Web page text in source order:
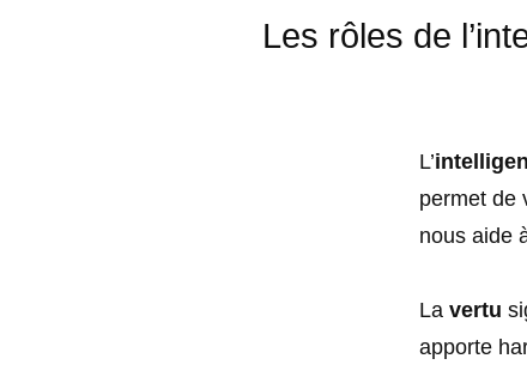
Les rôles de
L’
permet de
nous aide
La vertu
apporte